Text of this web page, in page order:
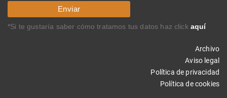
*Si te gustaría saber cómo tratamos tus datos haz click aquí
Archivo
Aviso legal
Política de privacidad
Política de cookies